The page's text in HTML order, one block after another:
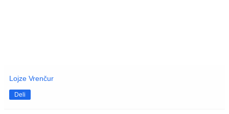
Lojze Vrenčur
Deli